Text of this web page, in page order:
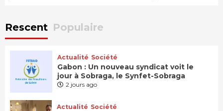
Rescent Populaire
Actualité Société
Gabon : Un nouveau syndicat voit le
jour à Sobraga, le Synfet-Sobraga
2 jours ago
Actualité Société